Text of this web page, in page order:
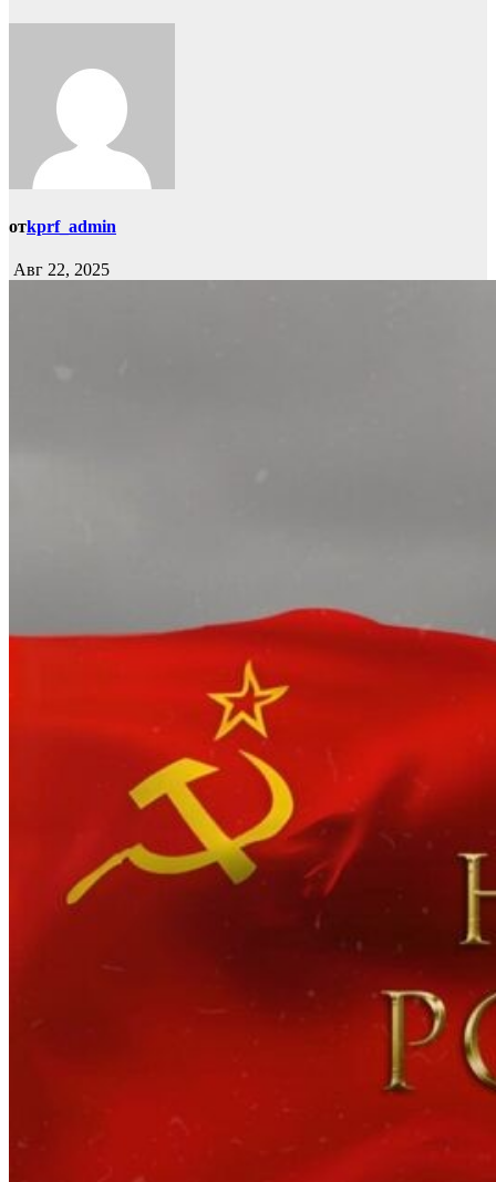
отkprf_admin
Авг 22, 2025